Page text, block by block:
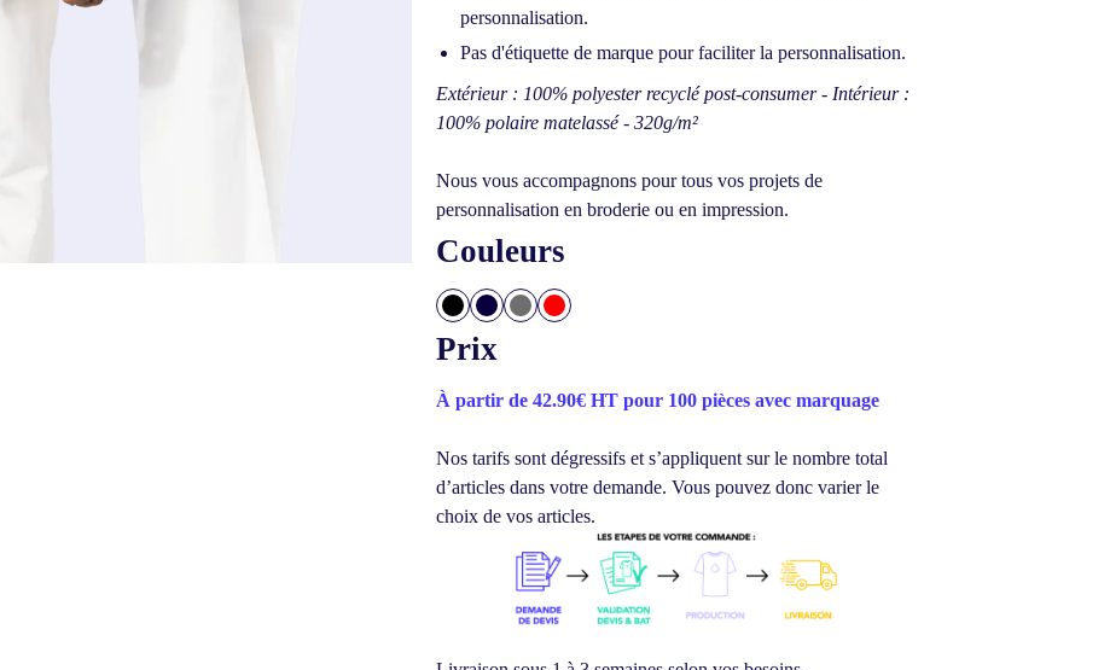
personnalisation.
Pas d'étiquette de marque pour faciliter la personnalisation.
Extérieur : 100% polyester recyclé post-consumer - Intérieur :
100% polaire matelassé - 320g/m²
Nous vous accompagnons pour tous vos projets de
personnalisation en broderie ou en impression.
Couleurs
Prix
À partir de 42.90€ HT pour 100 pièces avec marquage
Nos tarifs sont dégressifs et s’appliquent sur le nombre total
d’articles dans votre demande.Vous pouvez donc varier le
choix de vos articles.